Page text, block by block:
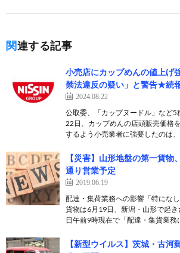
関連する記事
小売店にカップめんの値上げ
禁法違反の疑い」と警告★続
2024.08.22
公取委、「カップヌードル」など5
22日、カップめんの店頭販売価格
するよう小売業者に強要したのは
【災害】山形地盤の第一貨物
通り営業予定
2019.06.19
配達・集荷業務への影響「特にな
貨物は6月19日、新潟・山形で起
日午前9時現在で「配達・集貨業
【新型ウイルス】茨城・古河